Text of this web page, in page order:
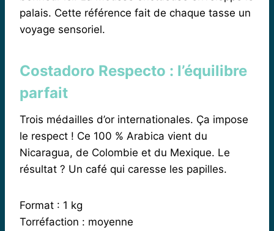
palais. Cette référence fait de chaque tasse un
voyage sensoriel.
Costadoro Respecto : l’équilibre
parfait
Trois médailles d’or internationales. Ça impose
le respect ! Ce 100 % Arabica vient du
Nicaragua, de Colombie et du Mexique. Le
résultat ? Un café qui caresse les papilles.
Format : 1 kg
Torréfaction : moyenne